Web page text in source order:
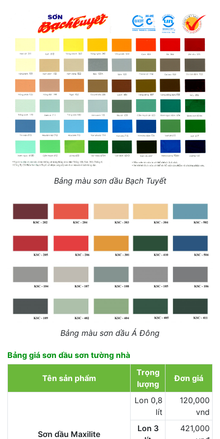
Bảng màu sơn dầu Bạch Tuyết
Bảng màu sơn dầu Á Đông
Bảng giá sơn dầu sơn tường nhà
Tên sản phẩm
Trọng
lượng
Đơn giá
Sơn dầu Maxilite
Lon 0,8
lít
120,000
vnd
Lon 3
421,000